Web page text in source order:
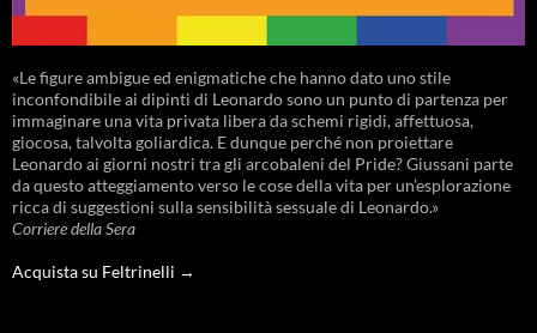
«Le figure ambigue ed enigmatiche che hanno dato uno stile
inconfondibile ai dipinti di Leonardo sono un punto di partenza per
immaginare una vita privata libera da schemi rigidi, affettuosa,
giocosa, talvolta goliardica. E dunque perché non proiettare
Leonardo ai giorni nostri tra gli arcobaleni del Pride? Giussani parte
da questo atteggiamento verso le cose della vita per un’esplorazione
ricca di suggestioni sulla sensibilità sessuale di Leonardo.»
Corriere della Sera
Acquista su Feltrinelli →